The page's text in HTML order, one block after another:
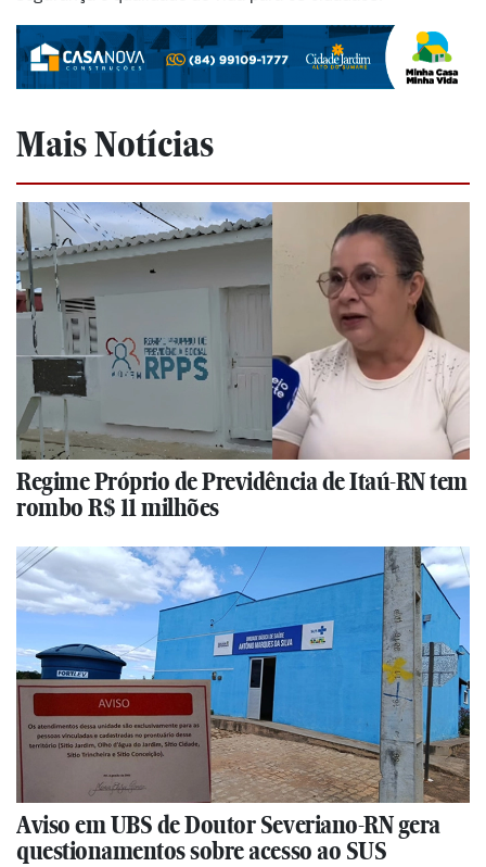
Mais Notícias
Regime Próprio de Previdência de Itaú-RN tem
rombo R$ 11 milhões
Aviso em UBS de Doutor Severiano-RN gera
questionamentos sobre acesso ao SUS